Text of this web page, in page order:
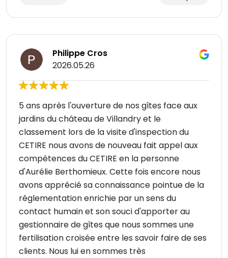
Philippe Cros
2026.05.26
5 ans après l'ouverture de nos gîtes face aux
jardins du château de Villandry et le
classement lors de la visite d'inspection du
CETIRE nous avons de nouveau fait appel aux
compétences du CETIRE en la personne
d'Aurélie Berthomieux. Cette fois encore nous
avons apprécié sa connaissance pointue de la
réglementation enrichie par un sens du
contact humain et son souci d'apporter au
gestionnaire de gîtes que nous sommes une
fertilisation croisée entre les savoir faire de ses
clients. Nous lui en sommes très